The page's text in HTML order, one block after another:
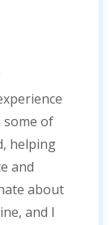
some of
helping
and
about
and I